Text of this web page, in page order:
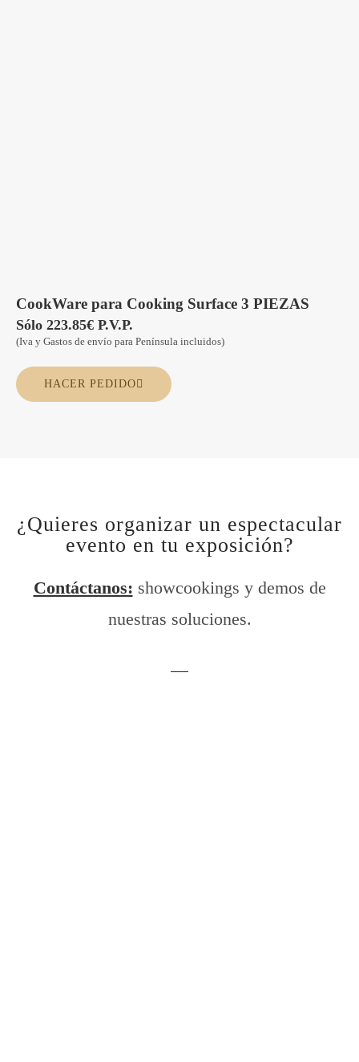
CookWare para Cooking Surface 3 PIEZAS
Sólo 223.85€ P.V.P.
(Iva y Gastos de envío para Península incluidos)
HACER PEDIDO
¿Quieres organizar un espectacular
evento en tu exposición?
Contáctanos: showcookings y demos de
nuestras soluciones.